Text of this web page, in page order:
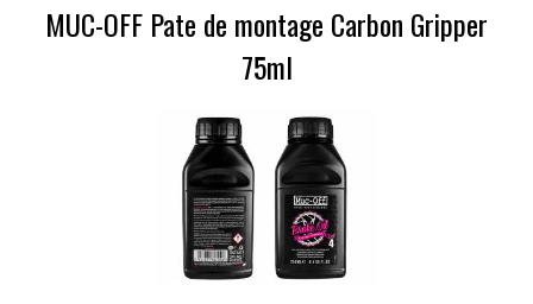
MUC-OFF Pate de montage Carbon Gripper
75ml